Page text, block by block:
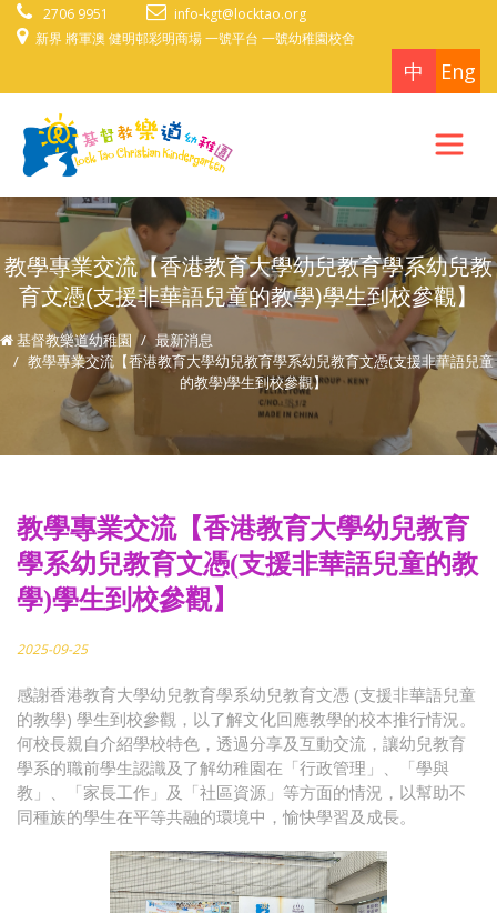
2706 9951
info-kgt@locktao.org
新界 將軍澳 健明邨彩明商場 一號平台 一號幼稚園校舍
中 Eng
教學專業交流【香港教育大學幼兒教育學系幼兒教
育文憑(支援非華語兒童的教學)學生到校參觀】
基督教樂道幼稚園
最新消息
教學專業交流【香港教育大學幼兒教育學系幼兒教育文憑(支援非華語兒童
的教學)學生到校參觀】
教學專業交流【香港教育大學幼兒教育
學系幼兒教育文憑(支援非華語兒童的教
學)學生到校參觀】
2025-09-25
感謝香港教育大學幼兒教育學系幼兒教育文憑 (支援非華語兒童
的教學) 學生到校參觀，以了解文化回應教學的校本推行情況。
何校長親自介紹學校特色，透過分享及互動交流，讓幼兒教育
學系的職前學生認識及了解幼稚園在「行政管理」、「學與
教」、「家長工作」及「社區資源」等方面的情況，以幫助不
同種族的學生在平等共融的環境中，愉快學習及成長。